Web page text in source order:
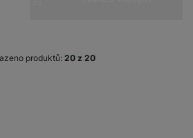
produktů: z 20